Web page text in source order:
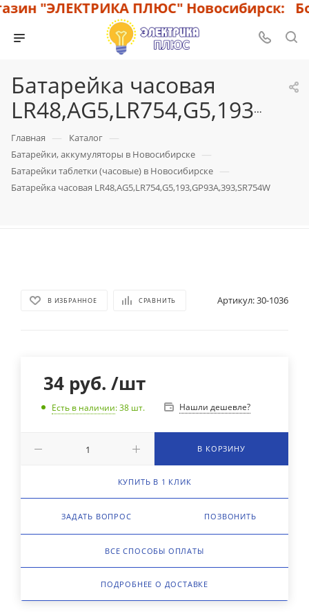
"ЭЛЕКТРИКА ПЛЮС" Новосибирск:
Батарейка часовая
LR48,AG5,LR754,G5,193,GP93A,393,SR754W
Главная — Каталог —
Батарейки, аккумуляторы в Новосибирске —
Батарейки таблетки (часовые) в Новосибирске —
Батарейка часовая LR48,AG5,LR754,G5,193,GP93A,393,SR754W
В ИЗБРАННОЕ СРАВНИТЬ Артикул:30-1036
34 руб. /шт
Есть в наличии: 38 шт. Нашли дешевле?
В КОРЗИНУ
КУПИТЬ В 1 КЛИК
ЗАДАТЬ ВОПРОС ПОЗВОНИТЬ
ВСЕ СПОСОБЫ ОПЛАТЫ
ПОДРОБНЕЕ О ДОСТАВКЕ